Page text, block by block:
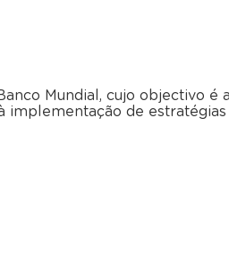
Mundial, cujo objectivo é
implementação de